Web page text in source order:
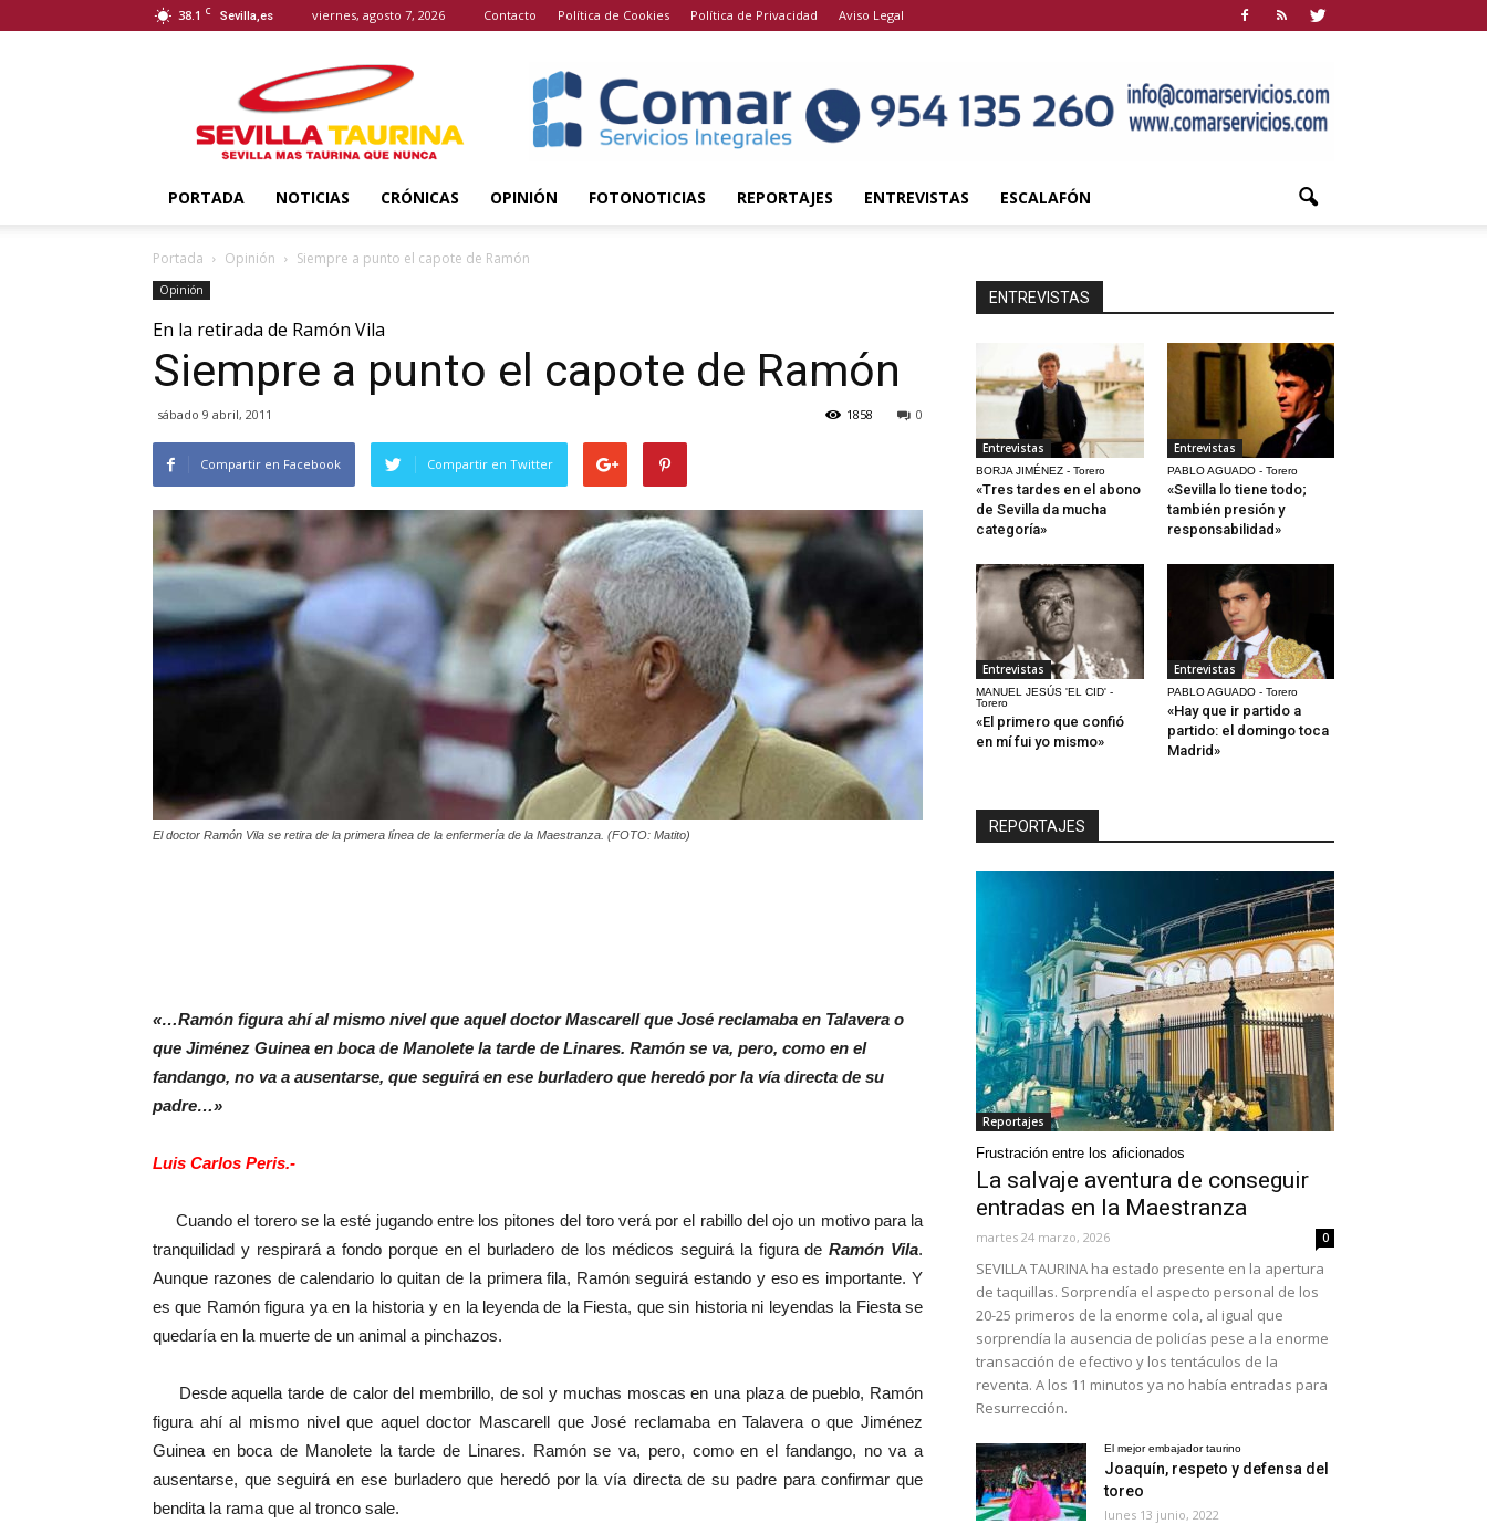
38.1 C Sevilla,es viernes, agosto 7, 2026 Contacto Política de Cookies Política de Privacidad Aviso Legal
Taurina
PORTADA NOTICIAS CRÓNICAS OPINIÓN FOTONOTICIAS REPORTAJES ENTREVISTAS ESCALAFÓN
Portada Opinión Siempre a punto el capote de Ramón
Opinión
En la retirada de Ramón Vila
Siempre a punto el capote de Ramón
sábado 9 abril, 2011 0
1858
Compartir en Facebook Compartir en Twitter
El doctor Ramón Vila se retira de la primera línea de la enfermería de la Maestranza. (FOTO: Matito)
«…Ramón figura ahí al mismo nivel que aquel doctor Mascarell que José reclamaba en Talavera o
que Jiménez Guinea en boca de Manolete la tarde de Linares. Ramón se va, pero, como en el
fandango, no va a ausentarse, que seguirá en ese burladero que heredó por la vía directa de su
padre…»
Luis Carlos Peris.-
Cuando el torero se la esté jugando entre los pitones del toro verá por el rabillo del ojo un motivo para la
tranquilidad y respirará a fondo porque en el burladero de los médicos seguirá la figura deRamón Vila.
Aunque razones de calendario lo quitan de la primera fila, Ramón seguirá estando y eso es importante. Y
es que Ramón figura ya en la historia y en la leyenda de la Fiesta, que sin historia ni leyendas la Fiesta se
quedaría en la muerte de un animal a pinchazos.
Desde aquella tarde de calor del membrillo, de sol y muchas moscas en una plaza de pueblo, Ramón
figura ahí al mismo nivel que aquel doctor Mascarell que José reclamaba en Talavera o que Jiménez
Guinea en boca de Manolete la tarde de Linares. Ramón se va, pero, como en el fandango, no va a
ausentarse, que seguirá en ese burladero que heredó por la vía directa de su padre para confirmar que
bendita la rama que al tronco sale.
ENTREVISTAS
Entrevistas
BORJA JIMÉNEZ - Torero
«Tres tardes en el abono
de Sevilla da mucha
categoría»
Entrevistas
PABLO AGUADO - Torero
«Sevilla lo tiene todo;
también presión y
responsabilidad»
Entrevistas
MANUEL JESÚS 'EL CID' -
Torero
«El primero que confió
en mí fui yo mismo»
Entrevistas
PABLO AGUADO - Torero
«Hay que ir partido a
partido: el domingo toca
Madrid»
REPORTAJES
Reportajes
Frustración entre los aficionados
La salvaje aventura de conseguir
entradas en la Maestranza
martes 24 marzo, 2026 0
SEVILLA TAURINA ha estado presente en la apertura
de taquillas. Sorprendía el aspecto personal de los
20-25 primeros de la enorme cola, al igual que
sorprendía la ausencia de policías pese a la enorme
transacción de efectivo y los tentáculos de la
reventa. A los 11 minutos ya no había entradas para
Resurrección.
El mejor embajador taurino
Joaquín, respeto y defensa del
toreo
lunes 13 junio, 2022